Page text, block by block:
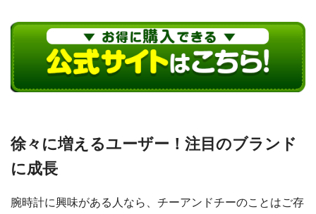
徐々に増えるユーザー！注目のブランド
に成長
腕時計に興味がある人なら、チーアンドチーのことはご存